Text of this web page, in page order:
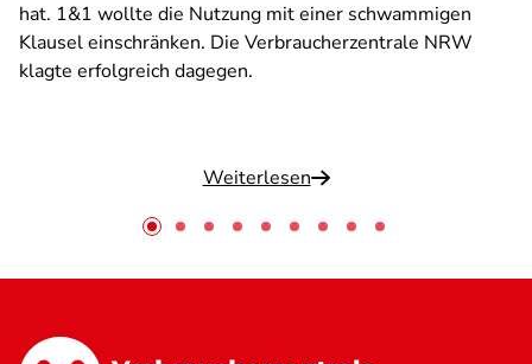
hat. 1&1 wollte die Nutzung mit einer schwammigen
Klausel einschränken. Die Verbraucherzentrale NRW
klagte erfolgreich dagegen.
Weiterlesen